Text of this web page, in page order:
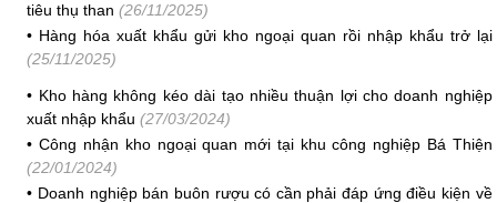
tiêu thụ than (26/11/2025)
• Hàng hóa xuất khẩu gửi kho ngoại quan rồi nhập khẩu trở lại
(25/11/2025)
• Kho hàng không kéo dài tạo nhiều thuận lợi cho doanh nghiệp
xuất nhập khẩu (27/03/2024)
•Công nhận kho ngoại quan mới tại khu công nghiệp Bá Thiện
(22/01/2024)
• Doanh nghiệp bán buôn rượu có cần phải đáp ứng điều kiện về